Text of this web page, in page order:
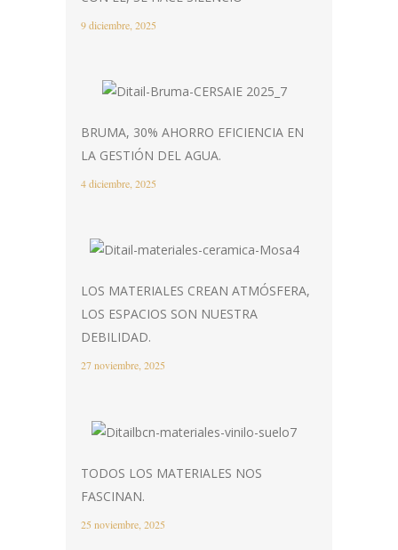
9 diciembre, 2025
BRUMA, 30% AHORRO EFICIENCIA EN
LA GESTIÓN DEL AGUA.
4 diciembre, 2025
LOS MATERIALES CREAN ATMÓSFERA,
LOS ESPACIOS SON NUESTRA
DEBILIDAD.
27 noviembre, 2025
TODOS LOS MATERIALES NOS
FASCINAN.
25 noviembre, 2025